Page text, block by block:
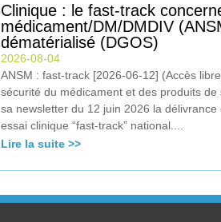
Clinique : le fast-track
médicament/DM/DMDIV
dématérialisé (DGOS)
2026-08-04
ANSM : fast-track [2026-06-12] (Accès
sécurité du médicament et des produits
sa newsletter du 12 juin 2026 la délivrance
essai clinique “fast-track” national....
Lire la suite >>